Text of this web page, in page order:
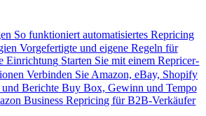
So funktioniert automatisiertes Repricing
Vorgefertigte und eigene Regeln für
Einrichtung Starten Sie mit einem Repricer-
Verbinden Sie Amazon, eBay, Shopify
Berichte Buy Box, Gewinn und Tempo
Business Repricing für B2B-Verkäufer